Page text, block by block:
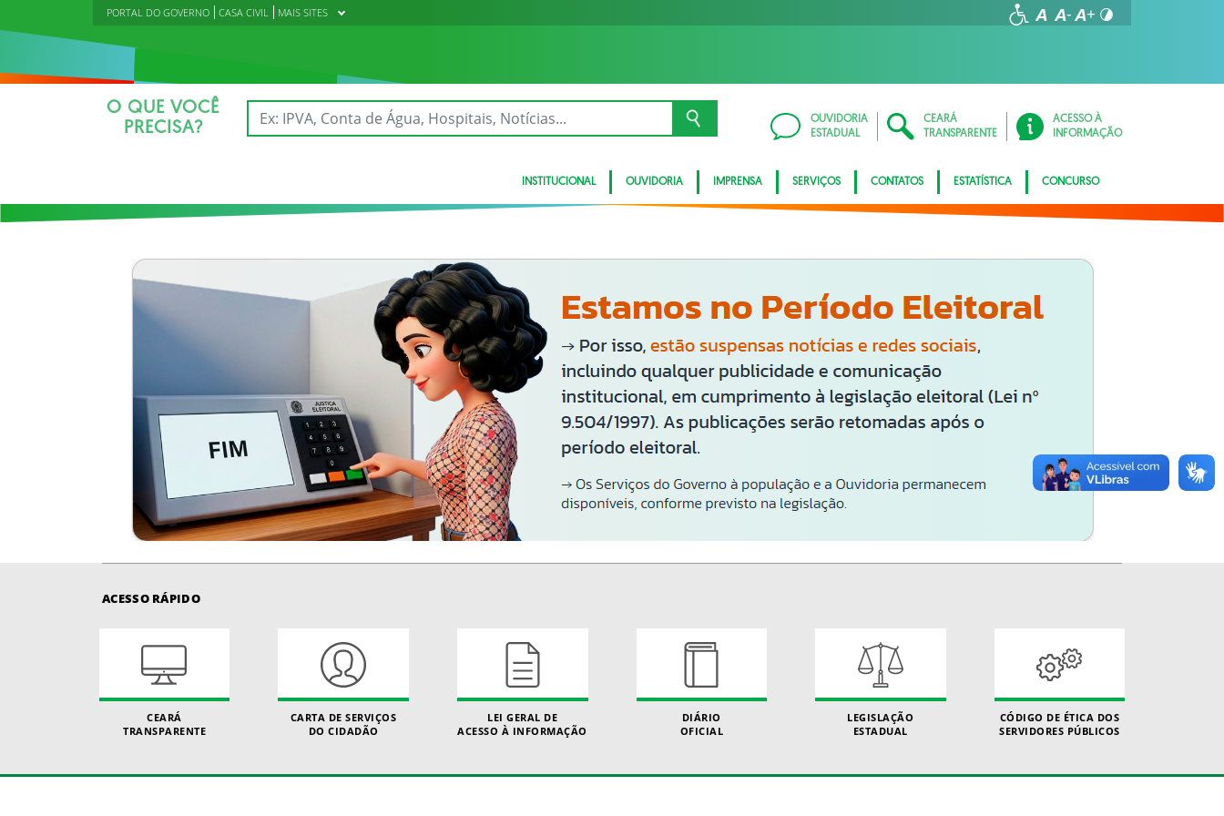
PORTAL DO GOVERNO CASA CIVIL MAIS SITES
O QUE VOCÊ
PRECISA?
OUVIDORIA
ESTADUAL
CEARÁ
TRANSPARENTE
ACESSO À
INFORMAÇÃO
INSTITUCIONAL OUVIDORIA IMPRENSA SERVIÇOS CONTATOS ESTATÍSTICA CONCURSO
ACESSO RÁPIDO
CEARÁ
TRANSPARENTE
CARTA DE SERVIÇOS
DO CIDADÃO
LEI GERAL DE
ACESSO À INFORMAÇÃO
DIÁRIO
OFICIAL
LEGISLAÇÃO
ESTADUAL
CÓDIGO DE ÉTICA DOS
SERVIDORES PÚBLICOS